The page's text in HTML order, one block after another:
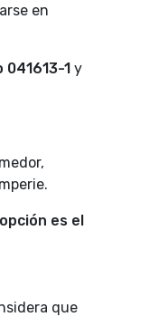
en
041613-1 y
es el
que